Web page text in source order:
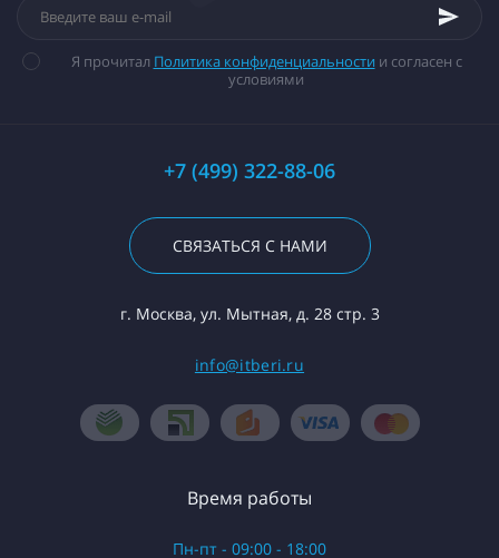
Я прочитал Политика конфиденциальности и согласен с
условиями
+7 (499) 322-88-06
СВЯЗАТЬСЯ С НАМИ
г. Москва, ул. Мытная, д. 28 стр. 3
info@itberi.ru
Время работы
Пн-пт - 09:00 - 18:00